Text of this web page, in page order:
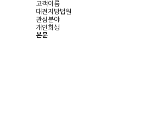
고객이름
대전지방법원
관심분야
개인회생
본문